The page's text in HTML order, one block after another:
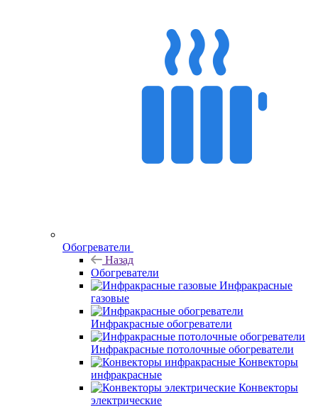
Обогреватели
Назад
Обогреватели
Инфракрасные
газовые
Инфракрасные обогреватели
Инфракрасные потолочные обогреватели
Конвекторы
инфракрасные
Конвекторы
электрические